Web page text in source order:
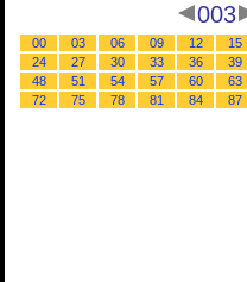
003
00 03 06 09 12 15
24
27 30 33 36 39
48
51 54 57 60 63
72
75 78 81 84 87